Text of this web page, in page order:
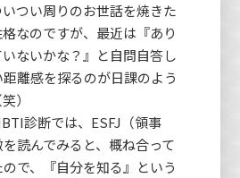
つい周りのお世話を焼きた
なのですが、最近は『あり
ないかな？』と自問自答し
離感を探るのが日課のよう
）
診断では、ESFJ（領事
読んでみると、概ね合って
で、『自分を知る』という